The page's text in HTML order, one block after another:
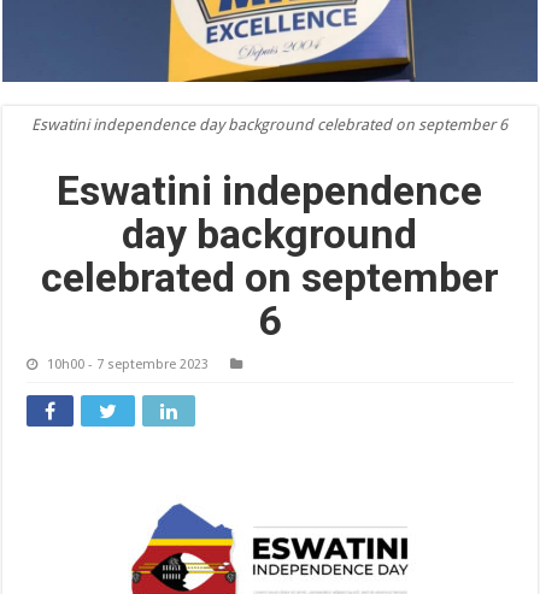
Eswatini independence day background celebrated on september 6
Eswatini independence
day background
celebrated on september
6
10h00 - 7 septembre 2023